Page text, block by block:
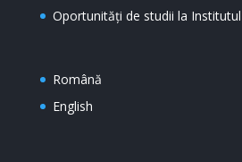
Oportunități de studii la
Română
English